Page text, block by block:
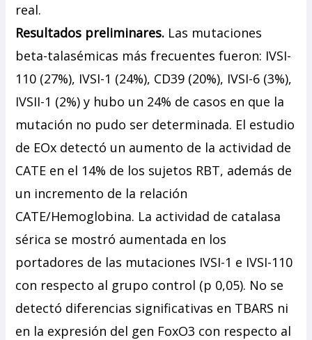
real.
Resultados preliminares. Las mutaciones
beta-talasémicas más frecuentes fueron: IVSI-
110 (27%), IVSI-1 (24%), CD39 (20%), IVSI-6 (3%),
IVSII-1 (2%) y hubo un 24% de casos en que la
mutación no pudo ser determinada. El estudio
de EOx detectó un aumento de la actividad de
CATE en el 14% de los sujetos RBT, además de
un incremento de la relación
CATE/Hemoglobina. La actividad de catalasa
sérica se mostró aumentada en los
portadores de las mutaciones IVSI-1 e IVSI-110
con respecto al grupo control (p 0,05). No se
detectó diferencias significativas en TBARS ni
en la expresión del gen FoxO3 con respecto al